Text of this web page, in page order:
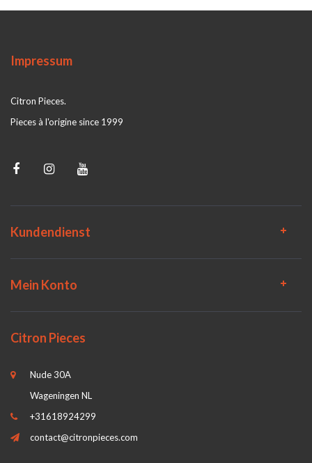
Impressum
Citron Pieces.
Pieces à l'origine since 1999
Kundendienst
Mein Konto
Citron Pieces
Nude 30A
Wageningen NL
+31618924299
contact@citronpieces.com